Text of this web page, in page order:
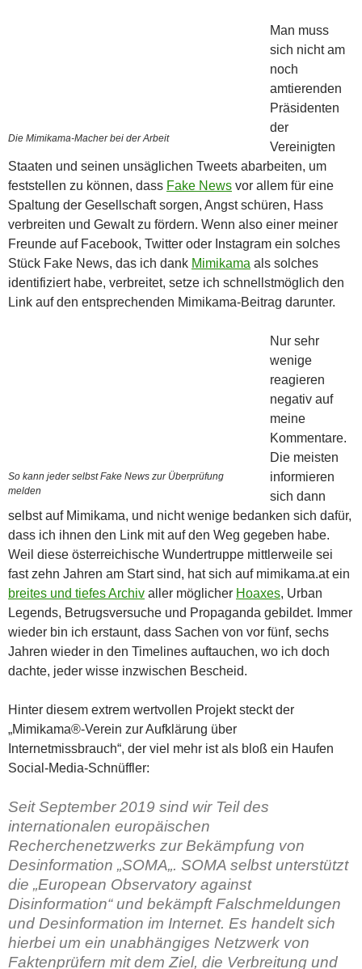
Die Mimikama-Macher bei der Arbeit
Man muss
sich nicht am
noch
amtierenden
Präsidenten
der
Vereinigten
Staaten und seinen unsäglichen Tweets abarbeiten, um
feststellen zu können, dass Fake News vor allem für eine
Spaltung der Gesellschaft sorgen, Angst schüren, Hass
verbreiten und Gewalt zu fördern. Wenn also einer meiner
Freunde auf Facebook, Twitter oder Instagram ein solches
Stück Fake News, das ich dank Mimikama als solches
identifiziert habe, verbreitet, setze ich schnellstmöglich den
Link auf den entsprechenden Mimikama-Beitrag darunter.
So kann jeder selbst Fake News zur Überprüfung
melden
Nur sehr
wenige
reagieren
negativ auf
meine
Kommentare.
Die meisten
informieren
sich dann
selbst auf Mimikama, und nicht wenige bedanken sich dafür,
dass ich ihnen den Link mit auf den Weg gegeben habe.
Weil diese österreichische Wundertruppe mittlerweile sei
fast zehn Jahren am Start sind, hat sich auf mimikama.at ein
breites und tiefes Archiv aller möglicher Hoaxes, Urban
Legends, Betrugsversuche und Propaganda gebildet. Immer
wieder bin ich erstaunt, dass Sachen von vor fünf, sechs
Jahren wieder in den Timelines auftauchen, wo ich doch
dachte, jeder wisse inzwischen Bescheid.
Hinter diesem extrem wertvollen Projekt steckt der
„Mimikama®-Verein zur Aufklärung über
Internetmissbrauch“, der viel mehr ist als bloß ein Haufen
Social-Media-Schnüffler:
Seit September 2019 sind wir Teil des
internationalen europäischen
Recherchenetzwerks zur Bekämpfung von
Desinformation „SOMA„. SOMA selbst unterstützt
die „European Observatory against
Disinformation“ und bekämpft Falschmeldungen
und Desinformation im Internet. Es handelt sich
hierbei um ein unabhängiges Netzwerk von
Faktenprüfern mit dem Ziel, die Verbreitung und